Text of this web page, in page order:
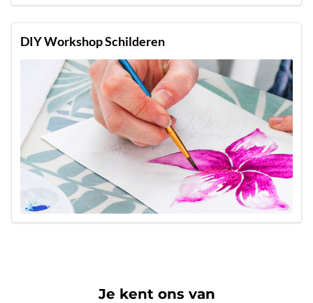
DIY Workshop Schilderen
Je kent ons van